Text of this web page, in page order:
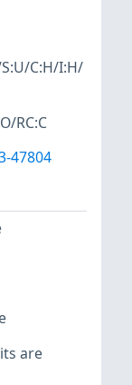
S:U/C:H/I:H/
RC:C
47804
are